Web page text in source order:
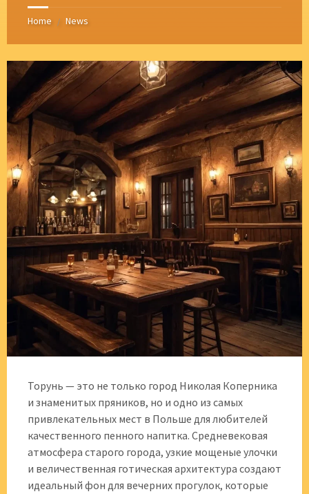
Home / News
Торунь — это не только город Николая Коперника
и знаменитых пряников, но и одно из самых
привлекательных мест в Польше для любителей
качественного пенного напитка. Средневековая
атмосфера старого города, узкие мощеные улочки
и величественная готическая архитектура создают
идеальный фон для вечерних прогулок, которые